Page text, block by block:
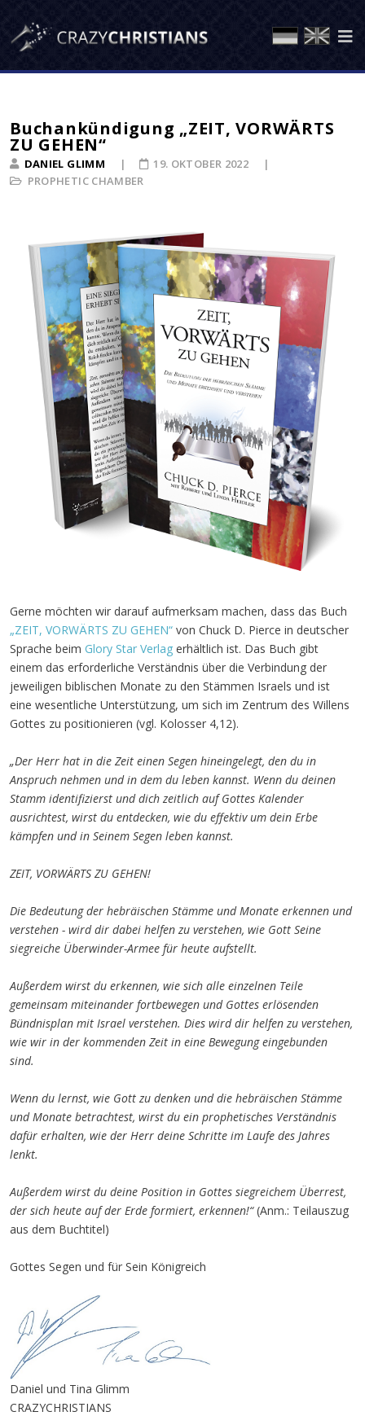
Buchankündigung „ZEIT, VORWÄRTS
ZU GEHEN“
DANIEL GLIMM
PROPHETIC CHAMBER
19. OKTOBER 2022
Gerne möchten wir darauf aufmerksam machen, dass das Buch
„ZEIT, VORWÄRTS ZU GEHEN“ von Chuck D. Pierce in deutscher
Sprache beim Glory Star Verlag erhältlich ist. Das Buch gibt
einem das erforderliche Verständnis über die Verbindung der
jeweiligen biblischen Monate zu den Stämmen Israels und ist
eine wesentliche Unterstützung, um sich im Zentrum des Willens
Gottes zu positionieren (vgl. Kolosser 4,12).
„Der Herr hat in die Zeit einen Segen hineingelegt, den du in
Anspruch nehmen und in dem du leben kannst. Wenn du deinen
Stamm identifizierst und dich zeitlich auf Gottes Kalender
ausrichtest, wirst du entdecken, wie du effektiv um dein Erbe
kämpfen und in Seinem Segen leben kannst.
ZEIT, VORWÄRTS ZU GEHEN!
Die Bedeutung der hebräischen Stämme und Monate erkennen und
verstehen - wird dir dabei helfen zu verstehen, wie Gott Seine
siegreiche Überwinder-Armee für heute aufstellt.
Außerdem wirst du erkennen, wie sich alle einzelnen Teile
gemeinsam miteinander fortbewegen und Gottes erlösenden
Bündnisplan mit Israel verstehen. Dies wird dir helfen zu verstehen,
wie wir in der kommenden Zeit in eine Bewegung eingebunden
sind.
Wenn du lernst, wie Gott zu denken und die hebräischen Stämme
und Monate betrachtest, wirst du ein prophetisches Verständnis
dafür erhalten, wie der Herr deine Schritte im Laufe des Jahres
lenkt.
Außerdem wirst du deine Position in Gottes siegreichem Überrest,
der sich heute auf der Erde formiert, erkennen!“(Anm.: Teilauszug
aus dem Buchtitel)
Gottes Segen und für Sein Königreich
Daniel und Tina Glimm
CRAZYCHRISTIANS